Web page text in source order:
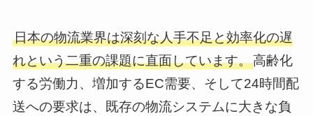
日本の物流業界は深刻な人手不足と効率化の遅
れという二重の課題に直面しています。高齢化
する労働力、増加するEC需要、そして24時間配
送への要求は、既存の物流システムに大きな負